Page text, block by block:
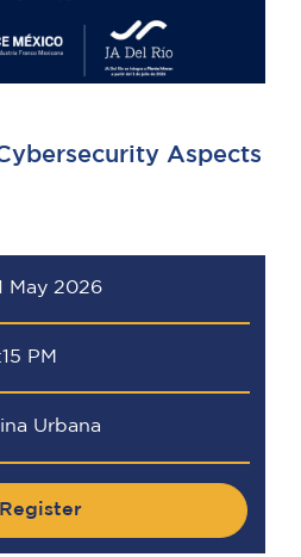
Aspects
May 2026
PM
Urbana
Register